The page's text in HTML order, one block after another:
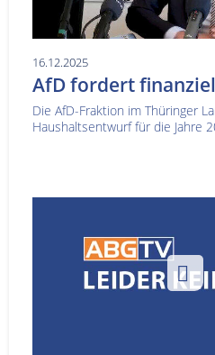
16.12.2025
AfD fordert
Die AfD-Fraktion im Thüringer
Haushaltsentwurf für die Jahre